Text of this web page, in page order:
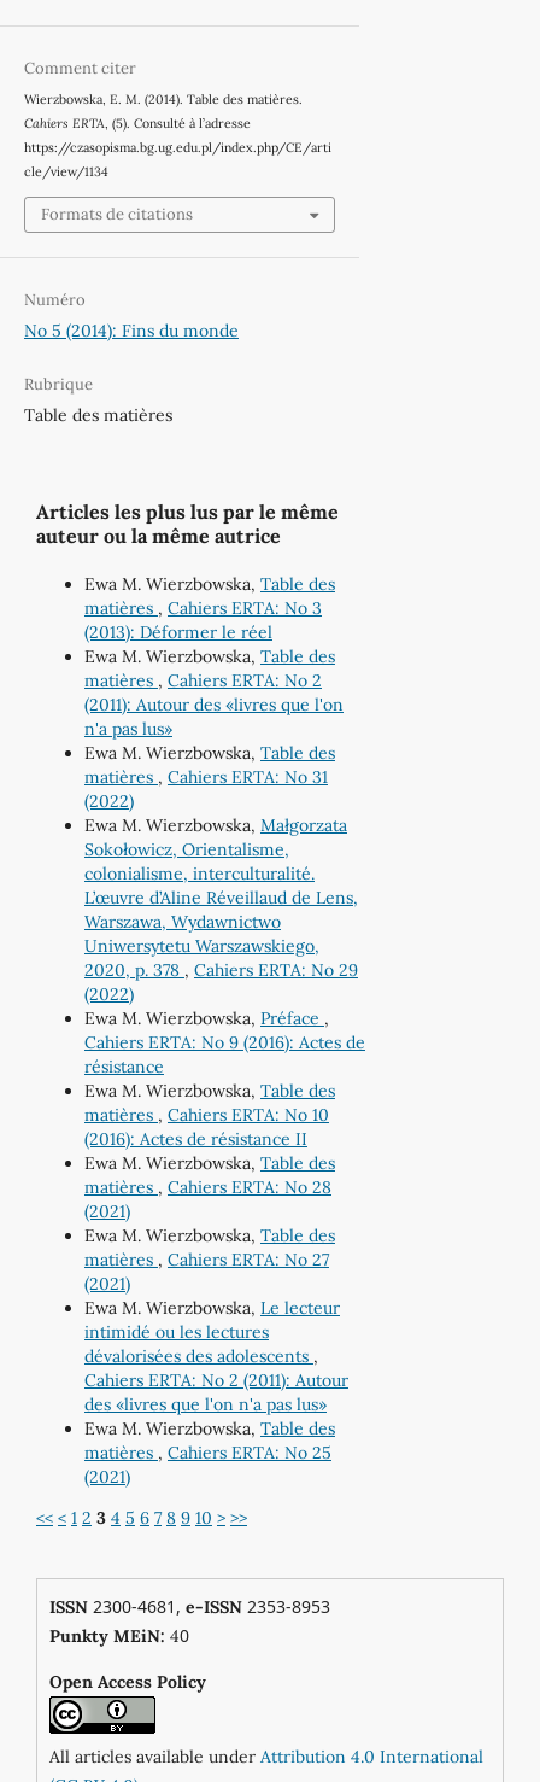
Comment citer
Wierzbowska, E. M. (2014). Table des matières.
Cahiers ERTA, (5). Consulté à l’adresse
https://czasopisma.bg.ug.edu.pl/index.php/CE/arti
cle/view/1134
Formats de citations
Numéro
No 5 (2014): Fins du monde
Rubrique
Table des matières
Articles les plus lus par le même
auteur ou la même autrice
Ewa M. Wierzbowska, Table des
matières , Cahiers ERTA: No 3
(2013): Déformer le réel
Ewa M. Wierzbowska, Table des
matières , Cahiers ERTA: No 2
(2011): Autour des «livres que l'on
n'a pas lus»
Ewa M. Wierzbowska, Table des
matières , Cahiers ERTA: No 31
(2022)
Ewa M. Wierzbowska, Małgorzata
Sokołowicz, Orientalisme,
colonialisme, interculturalité.
L’œuvre d’Aline Réveillaud de Lens,
Warszawa, Wydawnictwo
Uniwersytetu Warszawskiego,
2020, p. 378 , Cahiers ERTA: No 29
(2022)
Ewa M. Wierzbowska, Préface ,
Cahiers ERTA: No 9 (2016): Actes de
résistance
Ewa M. Wierzbowska, Table des
matières , Cahiers ERTA: No 10
(2016): Actes de résistance II
Ewa M. Wierzbowska, Table des
matières , Cahiers ERTA: No 28
(2021)
Ewa M. Wierzbowska, Table des
matières , Cahiers ERTA: No 27
(2021)
Ewa M. Wierzbowska, Le lecteur
intimidé ou les lectures
dévalorisées des adolescents ,
Cahiers ERTA: No 2 (2011): Autour
des «livres que l'on n'a pas lus»
Ewa M. Wierzbowska, Table des
matières , Cahiers ERTA: No 25
(2021)
<< < 1 2 3 4 5 6 7 8 9 10 > >>
ISSN2300-4681, e-ISSN2353-8953
Punkty MEiN: 40
Open Access Policy
All articles available under Attribution 4.0 International